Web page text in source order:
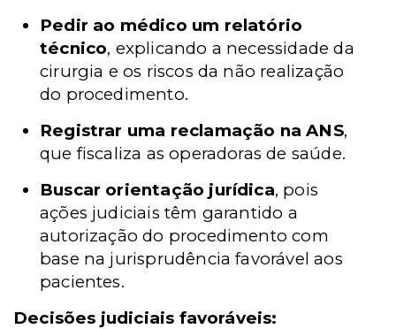
Pedir ao médico um relatório
técnico, explicando a necessidade da
cirurgia e os riscos da não realização
do procedimento.
Registrar uma reclamação na ANS,
que fiscaliza as operadoras de saúde.
Buscar orientação jurídica, pois
ações judiciais têm garantido a
autorização do procedimento com
base na jurisprudência favorável aos
pacientes.
Decisões judiciais favoráveis: